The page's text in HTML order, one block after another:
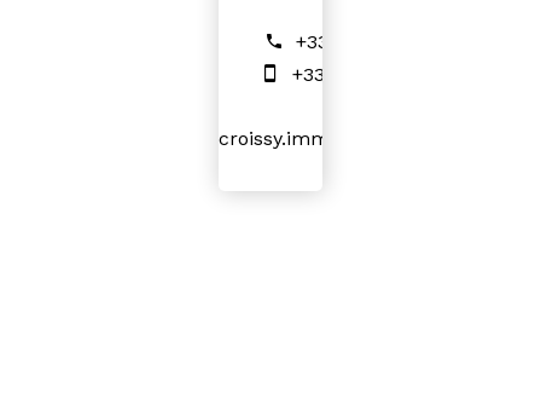
+33 1 39 76 12 13
+33 7 64 21 77 68
croissy.immo.ads@gmail.com